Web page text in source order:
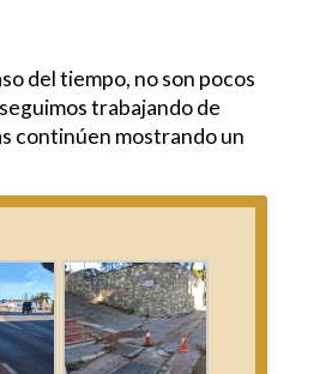
del tiempo, no son pocos
trabajando de
continúen mostrando un